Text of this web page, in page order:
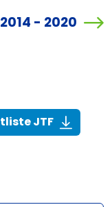
- 2020
JTF(268,6